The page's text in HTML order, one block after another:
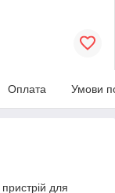
Оплата Умови
для